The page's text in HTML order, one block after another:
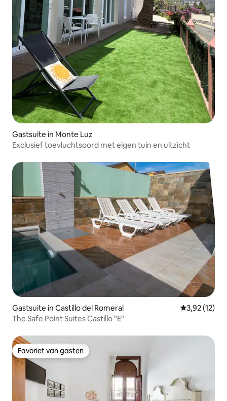
Gastsuite in Monte Luz
Exclusief toevluchtsoord met eigen tuin en uitzicht
Gastsuite in Castillo del Romeral Gemiddelde
3,92 (12)
The Safe Point Suites Castillo "E"
Favoriet van gasten
Favoriet van gasten